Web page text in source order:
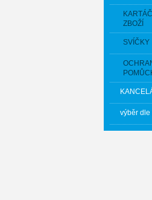
ZBOŽÍ
SVÍČKY
výběr dle